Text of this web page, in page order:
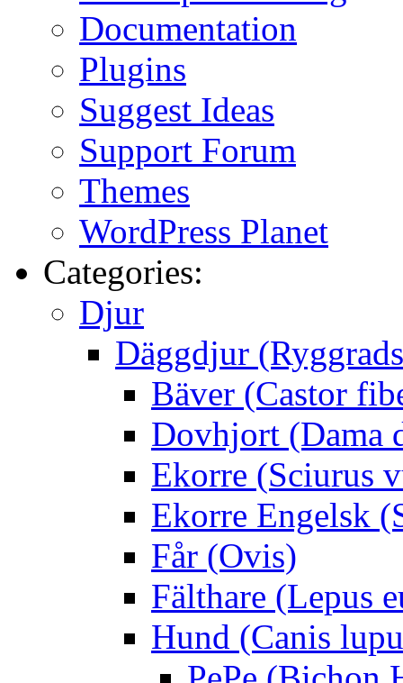
Documentation
Plugins
Suggest Ideas
Support Forum
Themes
WordPress Planet
Categories:
Djur
Däggdjur
Bäver (Castor
Dovhjort (Dama
Ekorre (Sciurus
Ekorre Engelsk
Får (Ovis)
Fälthare (Lepus
Hund (Canis